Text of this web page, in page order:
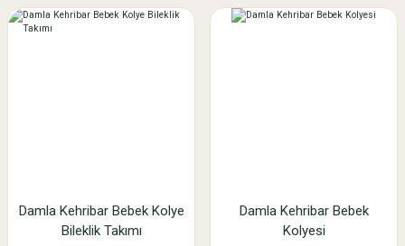
Damla Kehribar Bebek Kolye
Bileklik Takımı
Damla Kehribar Bebek
Kolyesi